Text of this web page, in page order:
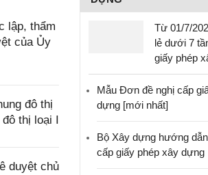
lập, thẩm
của Ủy
đô thị
thị loại I
duyệt chủ
Từ 01/7/
lẻ dưới 7
giấy phép
Mẫu Đơn đề nghị cấp
dựng [mới nhất]
Bộ Xây dựng hướng
cấp giấy phép xây dựng